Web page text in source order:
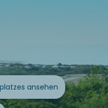
ansehen